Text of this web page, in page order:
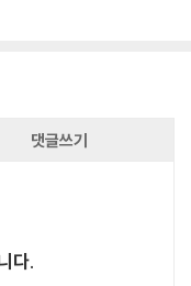
댓글쓰기
다.